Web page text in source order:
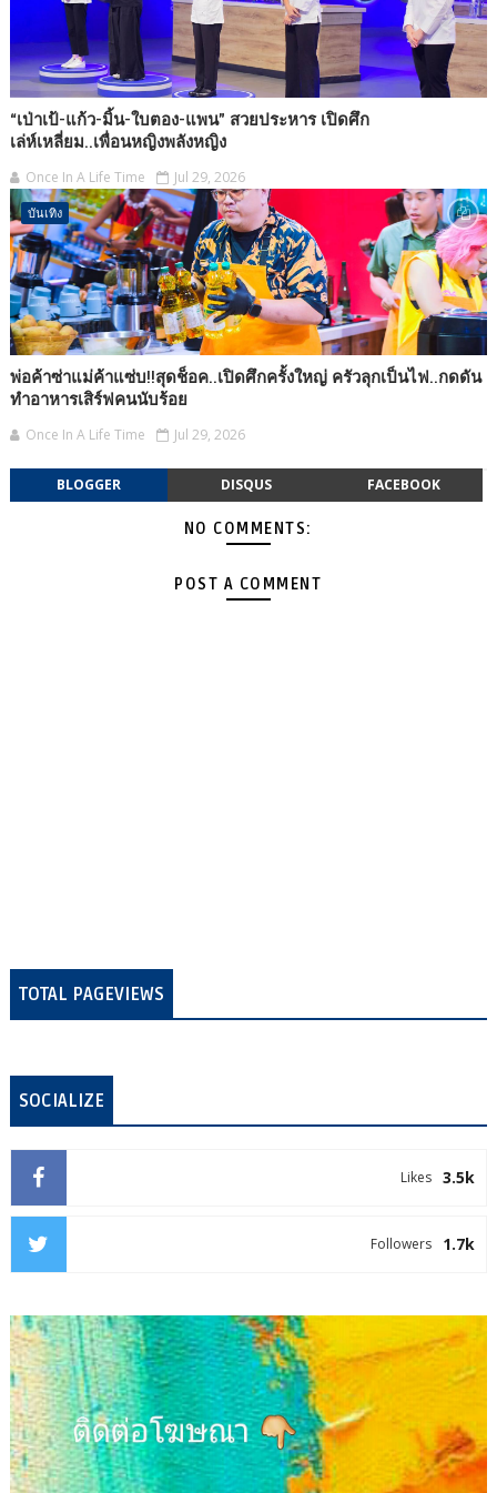
“เป่าเป้-แก้ว-มิ้น-ใบตอง-แพน” สวยประหาร เปิดศึก
เล่ห์เหลี่ยม..เพื่อนหญิงพลังหญิง
Once In A Life Time Jul 29, 2026
บันเทิง
พ่อค้าซ่าแม่ค้าแซ่บ!!สุดช็อค..เปิดศึกครั้งใหญ่ ครัวลุกเป็นไฟ..กดดัน
ทำอาหารเสิร์ฟคนนับร้อย
Once In A Life Time Jul 29, 2026
BLOGGER DISQUS FACEBOOK
NO COMMENTS:
POST A COMMENT
TOTAL PAGEVIEWS
SOCIALIZE
3.5k
Likes
1.7k
Followers